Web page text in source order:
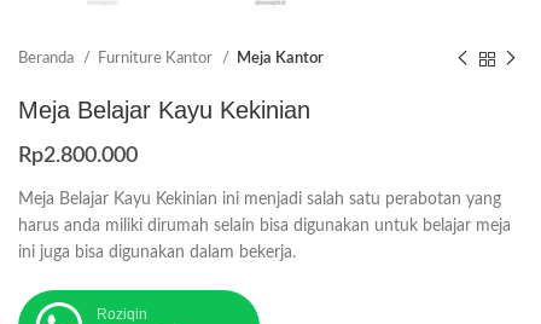
Beranda Furniture Kantor Meja Kantor
Meja Belajar Kayu Kekinian
Rp2.800.000
Meja Belajar Kayu Kekinian ini menjadi salah satu perabotan yang
harus anda miliki dirumah selain bisa digunakan untuk belajar meja
ini juga bisa digunakan dalam bekerja.
Roziqin